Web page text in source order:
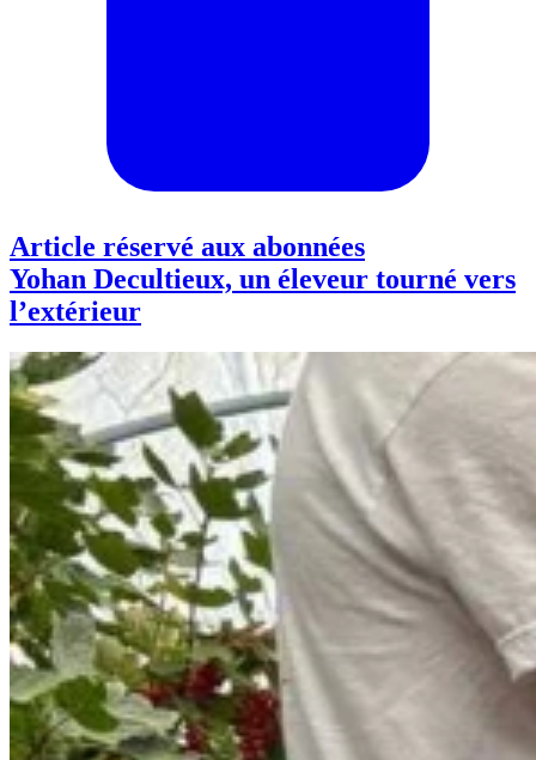
Article réservé aux abonnées
Yohan Decultieux, un éleveur tourné vers
l’extérieur